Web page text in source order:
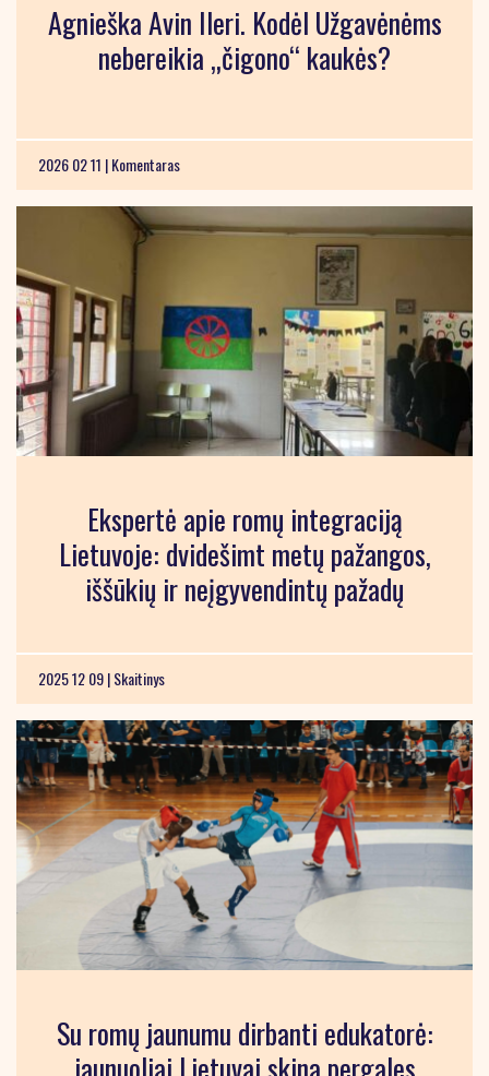
Agnieška Avin Ileri. Kodėl Užgavėnėms
nebereikia „čigono“ kaukės?
2026 02 11 |Komentaras
Ekspertė apie romų integraciją
Lietuvoje: dvidešimt metų pažangos,
iššūkių ir neįgyvendintų pažadų
2025 12 09 |Skaitinys
Su romų jaunumu dirbanti edukatorė: